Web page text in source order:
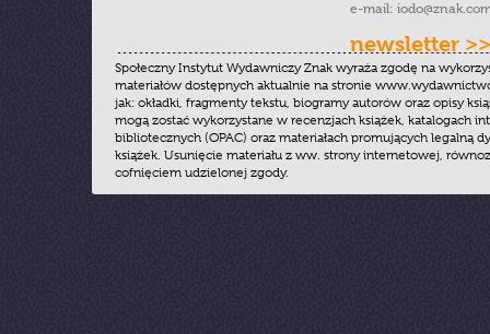
e-mail:
newsletter >>
Społeczny Instytut Wydawniczy Znak wyraża zgodę na
materiałów dostępnych aktualnie na stronie
jak: okładki, fragmenty tekstu, biogramy autorów oraz opisy
mogą zostać wykorzystane w recenzjach książek, katalogach
bibliotecznych (OPAC) oraz materiałach promujących legalną
książek. Usunięcie materiału z ww. strony internetowej,
cofnięciem udzielonej zgody.